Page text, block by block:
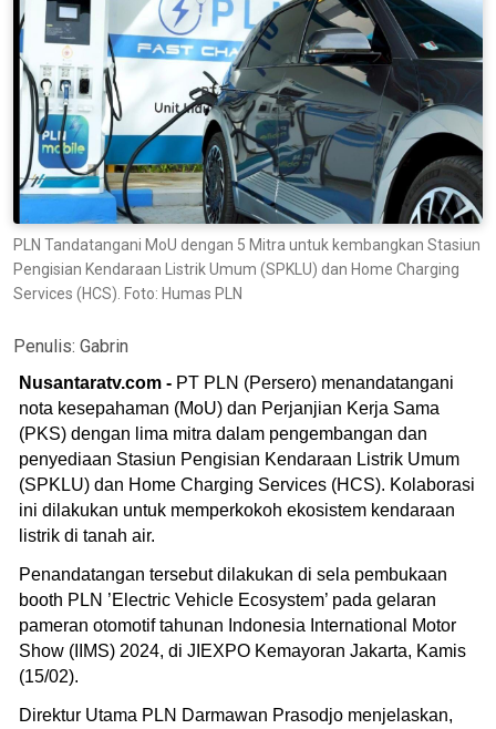
PLN Tandatangani MoU dengan 5 Mitra untuk kembangkan Stasiun
Pengisian Kendaraan Listrik Umum (SPKLU) dan Home Charging
Services (HCS). Foto: Humas PLN
Penulis: Gabrin
Nusantaratv.com - PT PLN (Persero) menandatangani
nota kesepahaman (MoU) dan Perjanjian Kerja Sama
(PKS) dengan lima mitra dalam pengembangan dan
penyediaan Stasiun Pengisian Kendaraan Listrik Umum
(SPKLU) dan Home Charging Services (HCS). Kolaborasi
ini dilakukan untuk memperkokoh ekosistem kendaraan
listrik di tanah air.
Penandatangan tersebut dilakukan di sela pembukaan
booth PLN ’Electric Vehicle Ecosystem’ pada gelaran
pameran otomotif tahunan Indonesia International Motor
Show (IIMS) 2024, di JIEXPO Kemayoran Jakarta, Kamis
(15/02).
Direktur Utama PLN Darmawan Prasodjo menjelaskan,